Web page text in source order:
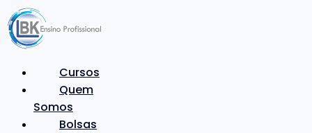
para
o
conteúdo
Cursos
Quem
Somos
Bolsas